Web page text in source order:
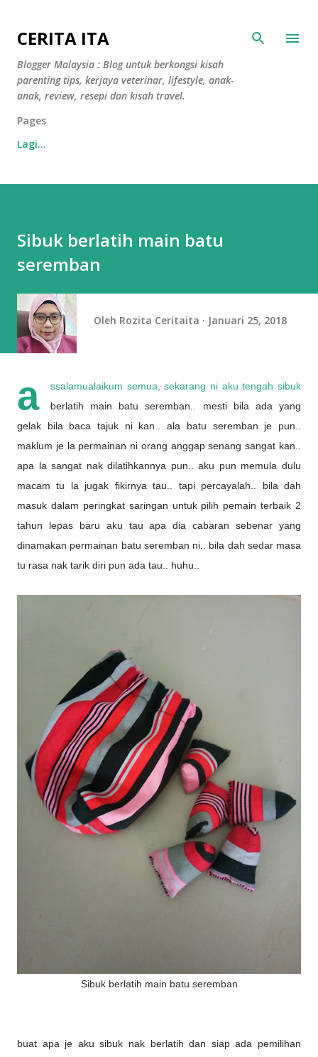
CERITA ITA
Blogger Malaysia : Blog untuk berkongsi kisah
parenting tips, kerjaya veterinar, lifestyle, anak-
anak, review, resepi dan kisah travel.
Pages
Lagi…
Sibuk berlatih main batu
seremban
Oleh Rozita Ceritaita Januari 25, 2018
a
ssalamualaikum semua, sekarang ni aku tengah sibuk
berlatih main batu seremban.. mesti bila ada yang
gelak bila baca tajuk ni kan.. ala batu seremban je pun..
maklum je la permainan ni orang anggap senang sangat kan..
apa la sangat nak dilatihkannya pun.. aku pun memula dulu
macam tu la jugak fikirnya tau.. tapi percayalah.. bila dah
masuk dalam peringkat saringan untuk pilih pemain terbaik 2
tahun lepas baru aku tau apa dia cabaran sebenar yang
dinamakan permainan batu seremban ni.. bila dah sedar masa
tu rasa nak tarik diri pun ada tau.. huhu..
Sibuk berlatih main batu seremban
buat apa je aku sibuk nak berlatih dan siap ada pemilihan